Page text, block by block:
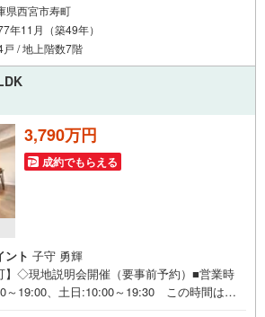
県西宮市寿町
年11月（築49年）
戸 / 地上階数7階
3,790万円
成約でもらえる
ント 子守 勇輝
】◇現地説明会開催（要事前予約）■営業時
～19:00、土日:10:00～19:30 この時間はお